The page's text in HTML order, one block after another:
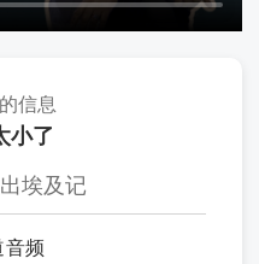
信息
小了
埃及记
频